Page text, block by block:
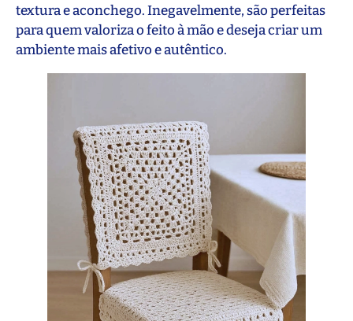
textura e aconchego. Inegavelmente, são perfeitas
para quem valoriza o feito à mão e deseja criar um
ambiente mais afetivo e autêntico.